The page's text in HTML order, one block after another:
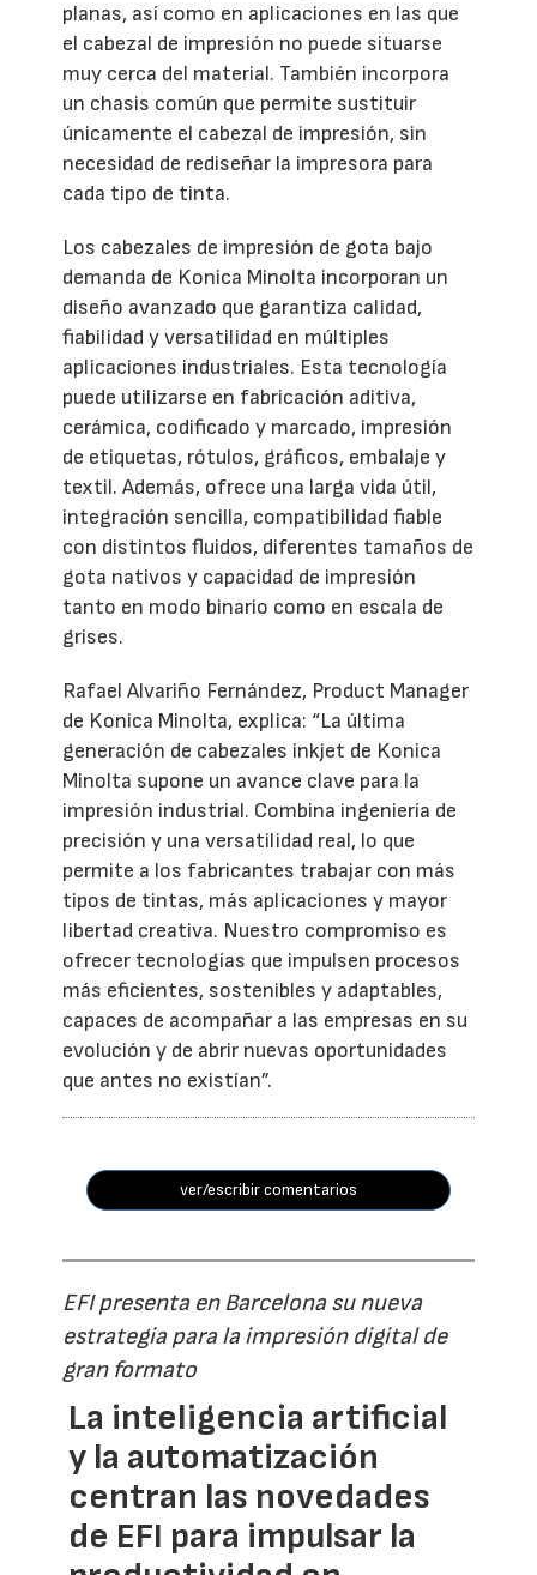
planas, así como en aplicaciones en las que
el cabezal de impresión no puede situarse
muy cerca del material. También incorpora
un chasis común que permite sustituir
únicamente el cabezal de impresión, sin
necesidad de rediseñar la impresora para
cada tipo de tinta.
Los cabezales de impresión de gota bajo
demanda de Konica Minolta incorporan un
diseño avanzado que garantiza calidad,
fiabilidad y versatilidad en múltiples
aplicaciones industriales. Esta tecnología
puede utilizarse en fabricación aditiva,
cerámica, codificado y marcado, impresión
de etiquetas, rótulos, gráficos, embalaje y
textil. Además, ofrece una larga vida útil,
integración sencilla, compatibilidad fiable
con distintos fluidos, diferentes tamaños de
gota nativos y capacidad de impresión
tanto en modo binario como en escala de
grises.
Rafael Alvariño Fernández, Product Manager
de Konica Minolta, explica: “La última
generación de cabezales inkjet de Konica
Minolta supone un avance clave para la
impresión industrial. Combina ingeniería de
precisión y una versatilidad real, lo que
permite a los fabricantes trabajar con más
tipos de tintas, más aplicaciones y mayor
libertad creativa. Nuestro compromiso es
ofrecer tecnologías que impulsen procesos
más eficientes, sostenibles y adaptables,
capaces de acompañar a las empresas en su
evolución y de abrir nuevas oportunidades
que antes no existían”.
ver/escribir comentarios
EFI presenta en Barcelona su nueva
estrategia para la impresión digital de
gran formato
La inteligencia artificial
y la automatización
centran las novedades
de EFI para impulsar la